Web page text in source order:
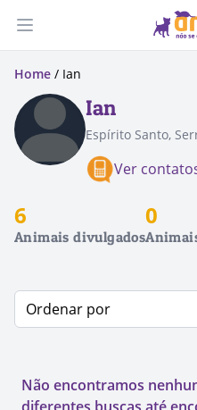
Abrir menu
Home / Ian
Ian
Espírito Santo,
Ver
Animais divulgados
6 0
Não encontramos